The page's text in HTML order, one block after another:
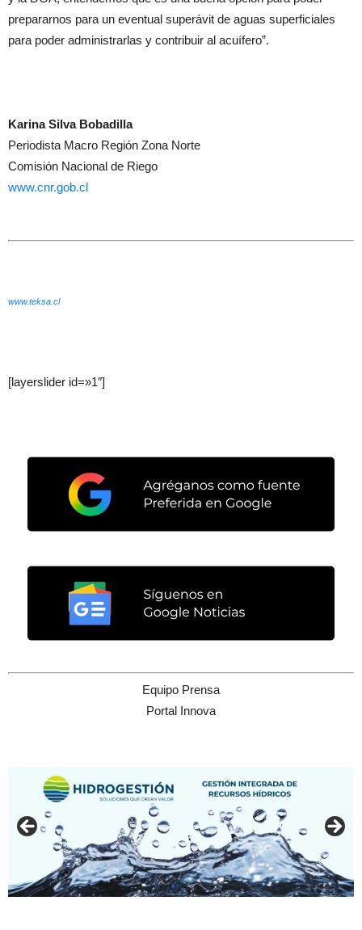
prepararnos para un eventual superávit de aguas superficiales
para poder administrarlas y contribuir al acuífero”.
Karina Silva Bobadilla
Periodista Macro Región Zona Norte
Comisión Nacional de Riego
www.cnr.gob.cl
www.teksa.cl
[layerslider id=»1″]
Equipo Prensa
Portal Innova